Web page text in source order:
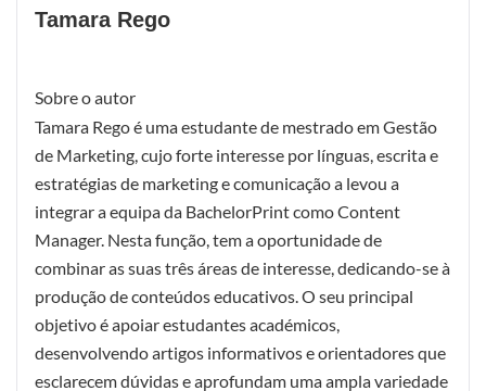
Tamara Rego
Sobre o autor
Tamara Rego é uma estudante de mestrado em Gestão
de Marketing, cujo forte interesse por línguas, escrita e
estratégias de marketing e comunicação a levou a
integrar a equipa da BachelorPrint como Content
Manager. Nesta função, tem a oportunidade de
combinar as suas três áreas de interesse, dedicando-se à
produção de conteúdos educativos. O seu principal
objetivo é apoiar estudantes académicos,
desenvolvendo artigos informativos e orientadores que
esclarecem dúvidas e aprofundam uma ampla variedade